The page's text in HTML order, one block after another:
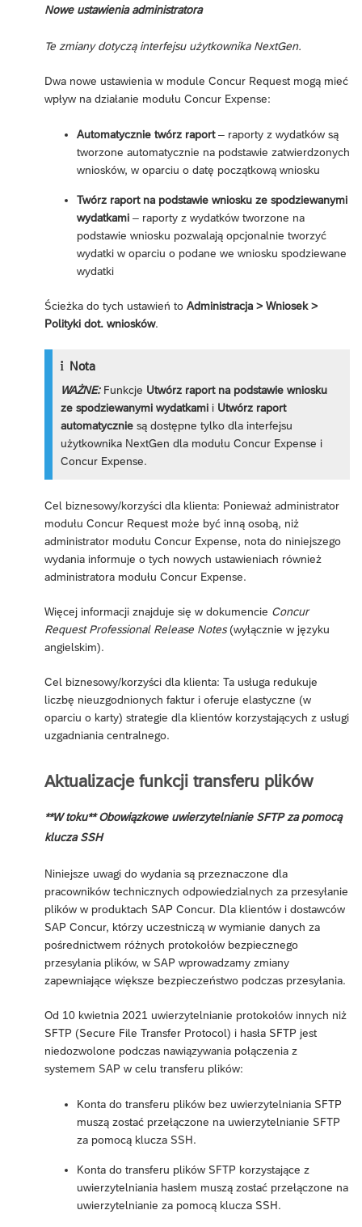
Nowe ustawienia administratora
Te zmiany dotyczą interfejsu użytkownika NextGen.
Dwa nowe ustawienia w module Concur Request mogą mieć
wpływ na działanie modułu Concur Expense:
Automatycznie twórz raport– raporty z wydatków są
tworzone automatycznie na podstawie zatwierdzonych
wniosków, w oparciu o datę początkową wniosku
Twórz raport na podstawie wniosku ze spodziewanymi
wydatkami – raporty z wydatków tworzone na
podstawie wniosku pozwalają opcjonalnie tworzyć
wydatki w oparciu o podane we wniosku spodziewane
wydatki
Ścieżka do tych ustawień to Administracja > Wniosek >
Polityki dot. wniosków.
Nota
WAŻNE:Funkcje Utwórz raport na podstawie wniosku
ze spodziewanymi wydatkami i Utwórz raport
automatycznie są dostępne tylko dla interfejsu
użytkownika NextGen dla modułu Concur Expense i
Concur Expense.
Cel biznesowy/korzyści dla klienta: Ponieważ administrator
modułu Concur Request może być inną osobą, niż
administrator modułu Concur Expense, nota do niniejszego
wydania informuje o tych nowych ustawieniach również
administratora modułu Concur Expense.
Więcej informacji znajduje się w dokumencie Concur
Request Professional Release Notes(wyłącznie w języku
angielskim).
Cel biznesowy/korzyści dla klienta: Ta usługa redukuje
liczbę nieuzgodnionych faktur i oferuje elastyczne (w
oparciu o karty) strategie dla klientów korzystających z usługi
uzgadniania centralnego.
Aktualizacje funkcji transferu plików
**W toku** Obowiązkowe uwierzytelnianie SFTP za pomocą
klucza SSH
Niniejsze uwagi do wydania są przeznaczone dla
pracowników technicznych odpowiedzialnych za przesyłanie
plików w produktach SAP Concur. Dla klientów i dostawców
SAP Concur, którzy uczestniczą w wymianie danych za
pośrednictwem różnych protokołów bezpiecznego
przesyłania plików, w SAP wprowadzamy zmiany
zapewniające większe bezpieczeństwo podczas przesyłania.
Od 10 kwietnia 2021 uwierzytelnianie protokołów innych niż
SFTP (Secure File Transfer Protocol) i hasła SFTP jest
niedozwolone podczas nawiązywania połączenia z
systemem SAP w celu transferu plików:
Konta do transferu plików bez uwierzytelniania SFTP
muszą zostać przełączone na uwierzytelnianie SFTP
za pomocą klucza SSH.
Konta do transferu plików SFTP korzystające z
uwierzytelniania hasłem muszą zostać przełączone na
uwierzytelnianie za pomocą klucza SSH.